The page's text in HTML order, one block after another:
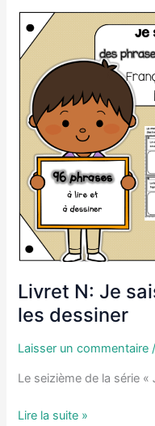
sais
lire
des
phrases
compléter
des
scènes.
Livret N: Je
les dessiner
Laisser un commentaire /
Le seizième de la série «
Livret
Lire la suite »